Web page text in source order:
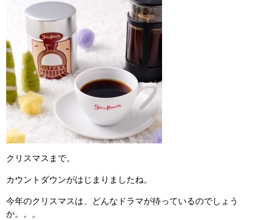
クリスマスまで。
カウントダウンがはじまりましたね。
今年のクリスマスは、どんなドラマが待っているのでしょう
か。。。